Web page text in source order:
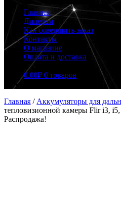
Главная
Дилерам
Как совершить заказ
Контакты
О магазине
Оплата и доставка
0.00₽ 0 товаров
Главная / Аккумуляторы для
тепловизионной камеры Flir i3,
Распродажа!